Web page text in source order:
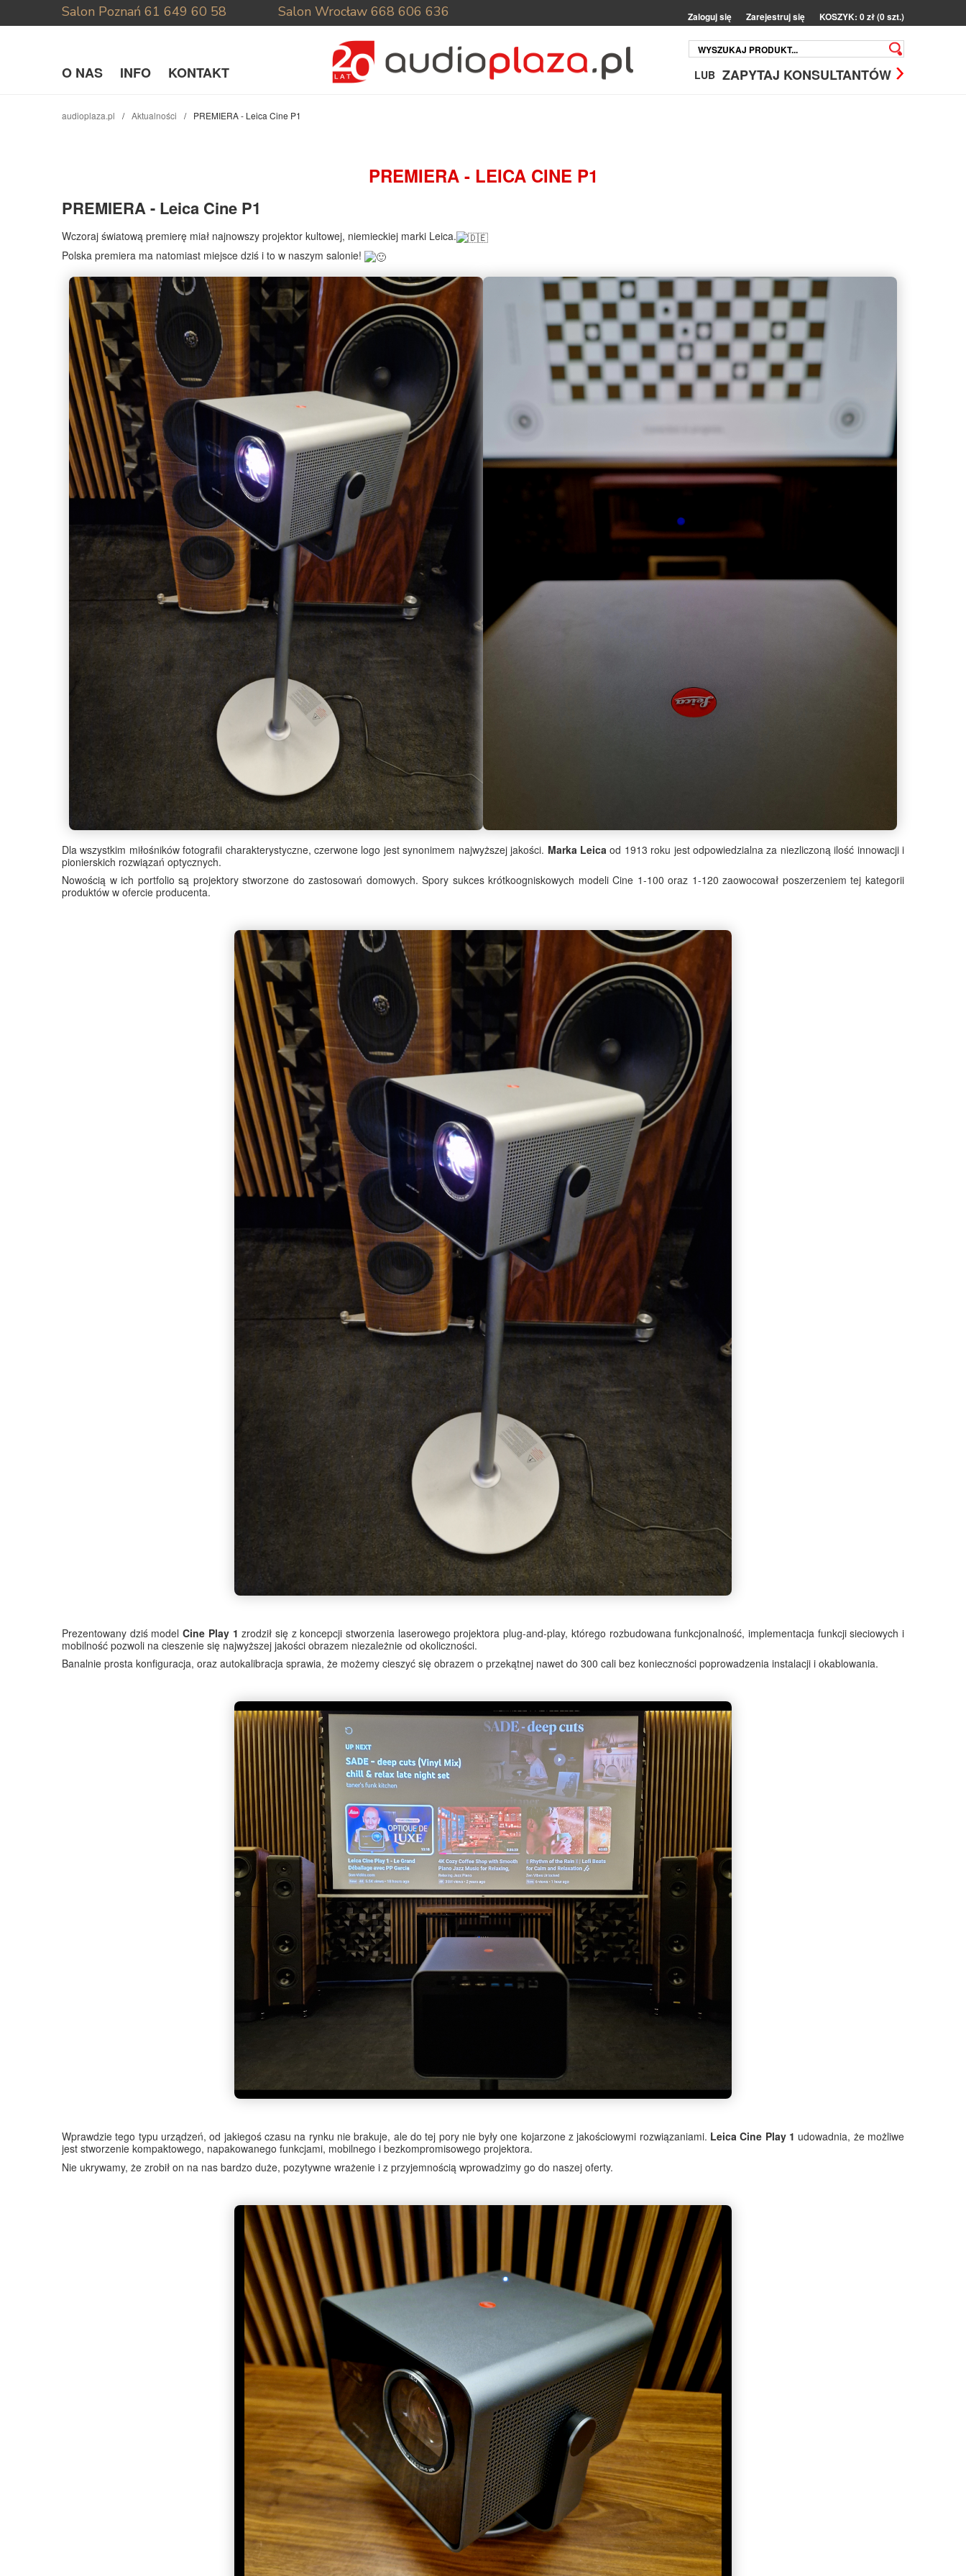
Salon Poznań 61 649 60 58 Salon Wrocław 668 606 636 Zaloguj się Zarejestruj się KOSZYK: 0 zł (0 szt.)
O NAS INFO KONTAKT LUB ZAPYTAJ KONSULTANTÓW
audioplaza.pl Aktualności PREMIERA - Leica Cine P1
PREMIERA - LEICA CINE P1
PREMIERA - Leica Cine P1
Wczoraj światową premierę miał najnowszy projektor kultowej, niemieckiej marki Leica.
Polska premiera ma natomiast miejsce dziś i to w naszym salonie!
Dla wszystkim miłośników fotografii charakterystyczne, czerwone logo jest synonimem najwyższej jakości. Marka Leica od 1913 roku jest odpowiedzialna za niezliczoną ilość innowacji i
pionierskich rozwiązań optycznych.
Nowością w ich portfolio są projektory stworzone do zastosowań domowych. Spory sukces krótkoogniskowych modeli Cine 1-100 oraz 1-120 zaowocował poszerzeniem tej kategorii
produktów w ofercie producenta.
Prezentowany dziś modelCine Play 1 zrodził się z koncepcji stworzenia laserowego projektora plug-and-play, którego rozbudowana funkcjonalność, implementacja funkcji sieciowych i
mobilność pozwoli na cieszenie się najwyższej jakości obrazem niezależnie od okoliczności.
Banalnie prosta konfiguracja, oraz autokalibracja sprawia, że możemy cieszyć się obrazem o przekątnej nawet do 300 cali bez konieczności poprowadzenia instalacji i okablowania.
Wprawdzie tego typu urządzeń, od jakiegoś czasu na rynku nie brakuje, ale do tej pory nie były one kojarzone z jakościowymi rozwiązaniami. Leica Cine Play 1 udowadnia, że możliwe
jest stworzenie kompaktowego, napakowanego funkcjami, mobilnego i bezkompromisowego projektora.
Nie ukrywamy, że zrobił on na nas bardzo duże, pozytywne wrażenie i z przyjemnością wprowadzimy go do naszej oferty.